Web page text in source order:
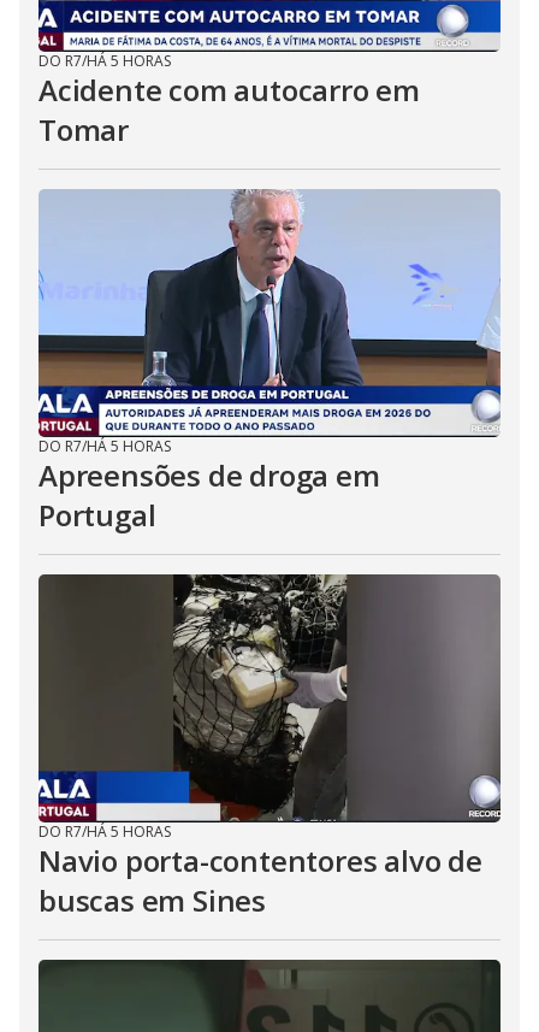
DO R7/HÁ 5 HORAS
Acidente com autocarro em
Tomar
DO R7/HÁ 5 HORAS
Apreensões de droga em
Portugal
DO R7/HÁ 5 HORAS
Navio porta-contentores alvo de
buscas em Sines